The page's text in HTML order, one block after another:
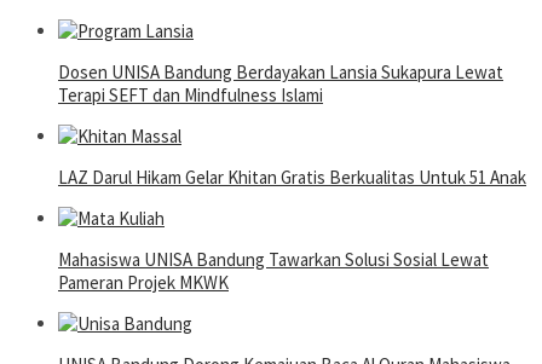
Dosen UNISA Bandung Berdayakan Lansia Sukapura Lewat
Terapi SEFT dan Mindfulness Islami
LAZ Darul Hikam Gelar Khitan Gratis Berkualitas Untuk 51 Anak
Mahasiswa UNISA Bandung Tawarkan Solusi Sosial Lewat
Pameran Projek MKWK